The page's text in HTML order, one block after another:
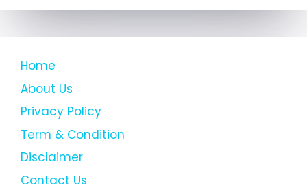
Home
About Us
Privacy Policy
Term & Condition
Disclaimer
Contact Us